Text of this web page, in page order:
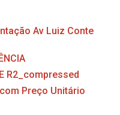
Av Luiz Conte
R2_compressed
Preço Unitário